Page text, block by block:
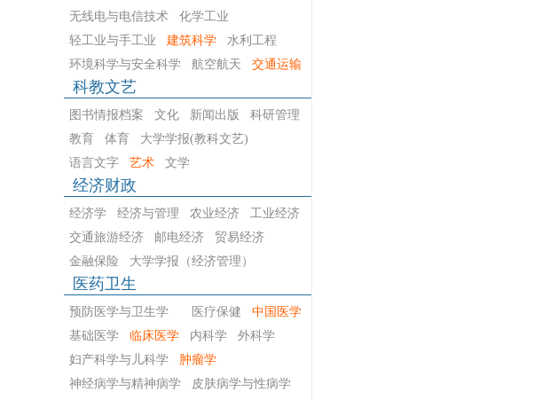
无线电与电信技术
化学工业
轻工业与手工业
建筑科学
水利工程
环境科学与安全科学
航空航天 交通运输
科教文艺
图书情报档案 文化 新闻出版
科研管理
教育
体育
大学学报(教科文艺)
语言文字
艺术 文学
经济财政
经济学 经济与管理 农业经济
工业经济
交通旅游经济
邮电经济
贸易经济
金融保险
大学学报（经济管理）
医药卫生
预防医学与卫生学 医疗保健
中国医学
基础医学
临床医学 内科学
外科学
妇产科学与儿科学
肿瘤学
神经病学与精神病学
皮肤病学与性病学